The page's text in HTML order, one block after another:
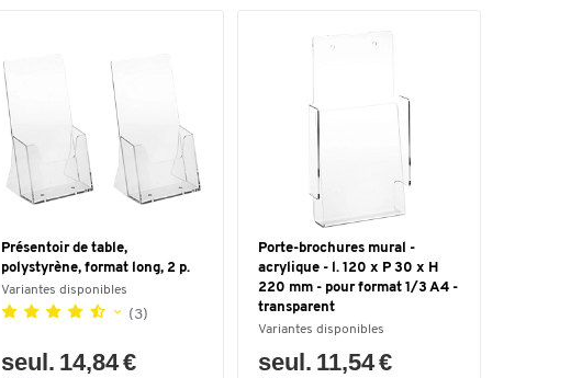
Présentoir de table,
polystyrène, format long, 2 p.
Variantes disponibles
(3)
seul. 14,84 €
Porte-brochures mural -
acrylique - l. 120 x P 30 x H
220 mm - pour format 1/3 A4 -
transparent
Variantes disponibles
seul. 11,54 €